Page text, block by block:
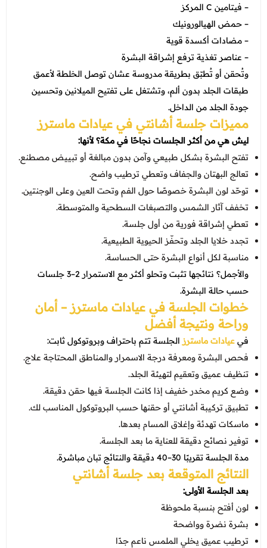
– فيتامين C المركز
– حمض الهيالورونيك
– مضادات أكسدة قوية
– عناصر تغذية ترفع إشراقة البشرة
وتُحقن أو تُطبّق بطريقة مدروسة عشان توصل الخلطة لأعمق
طبقات الجلد بدون ألم، وتشتغل على تفتيح الميلانين وتحسين
جودة الجلد من الداخل.
مميزات جلسة أشانتي في عيادات ماسترز
ليش هي من أكثر الجلسات نجاحًا في مكة؟ لأنها:
تفتح البشرة بشكل طبيعي وآمن بدون مبالغة أو تبييض مصطنع.
تعالج البهتان والجفاف وتعطي ترطيب واضح.
توحّد لون البشرة خصوصًا حول الفم وتحت العين وعلى الوجنتين.
تخفف آثار الشمس والتصبغات السطحية والمتوسطة.
تعطي إشراقة فورية من أول جلسة.
تجدد خلايا الجلد وتحفّز الحيوية الطبيعية.
مناسبة لكل أنواع البشرة حتى الحساسة.
والأجمل؟ نتائجها تثبت وتحلو أكثر مع الاستمرار 2–3 جلسات
حسب حالة البشرة.
خطوات الجلسة في عيادات ماسترز – أمان
وراحة ونتيجة أفضل
في عيادات ماسترزالجلسة تتم باحتراف وبروتوكول ثابت:
فحص البشرة ومعرفة درجة الاسمرار والمناطق المحتاجة علاج.
تنظيف عميق وتعقيم لتهيئة الجلد.
وضع كريم مخدر خفيف إذا كانت الجلسة فيها حقن دقيقة.
تطبيق تركيبة أشانتي أو حقنها حسب البروتوكول المناسب لك.
ماسكات تهدئة وإغلاق المسام بعدها.
توفير نصائح دقيقة للعناية ما بعد الجلسة.
مدة الجلسة تقريبًا 30–40 دقيقة والنتائج تبان مباشرة.
النتائج المتوقعة بعد جلسة أشانتي
بعد الجلسة الأولى:
لون أفتح بنسبة ملحوظة
بشرة نضرة وواضحة
ترطيب عميق يخلي الملمس ناعم جدًا